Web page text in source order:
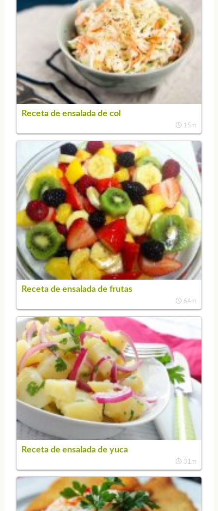
Receta de ensalada de col
15m
Receta de ensalada de frutas
64m
Receta de ensalada de yuca
31m